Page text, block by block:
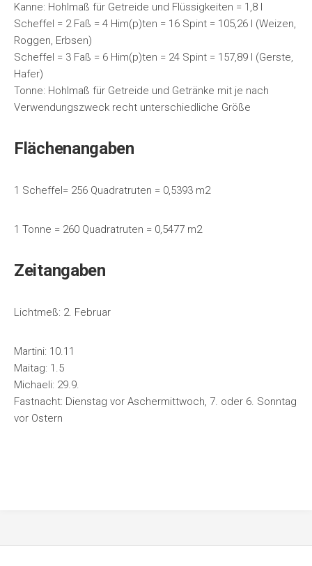
Kanne: Hohlmaß für Getreide und Flüssigkeiten = 1,8 l
Scheffel = 2 Faß = 4 Him(p)ten = 16 Spint = 105,26 l (Weizen,
Roggen, Erbsen)
Scheffel = 3 Faß = 6 Him(p)ten = 24 Spint = 157,89 l (Gerste,
Hafer)
Tonne: Hohlmaß für Getreide und Getränke mit je nach
Verwendungszweck recht unterschiedliche Größe
Flächenangaben
1 Scheffel= 256 Quadratruten = 0,5393 m2
1 Tonne = 260 Quadratruten = 0,5477 m2
Zeitangaben
Lichtmeß: 2. Februar
Martini: 10.11
Maitag: 1.5
Michaeli: 29.9.
Fastnacht: Dienstag vor Aschermittwoch, 7. oder 6. Sonntag
vor Ostern